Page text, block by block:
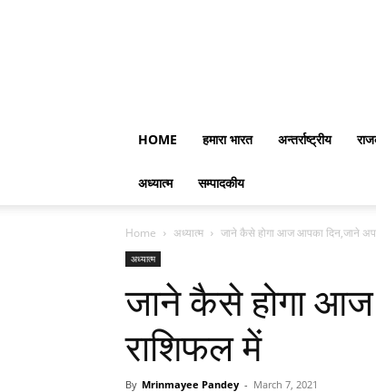
HOME हमारा भारत अन्तर्राष्ट्रीय
अध्यात्म सम्पादकीय
Home अध्यात्म जाने कैसे होगा आज आपका दिन,जाने
अध्यात्म
जाने कैसे होगा
राशिफल में
By Mrinmayee Pandey - March 7, 2021